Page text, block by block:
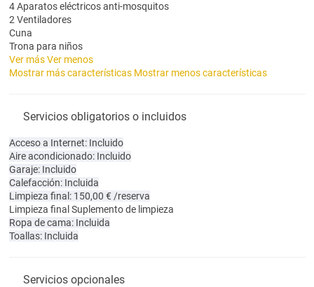
4 Aparatos eléctricos anti-mosquitos
2 Ventiladores
Cuna
Trona para niños
Ver másVer menos
Mostrar más características Mostrar menos características
Servicios obligatorios o incluidos
Acceso a Internet: Incluido
Aire acondicionado: Incluido
Garaje: Incluido
Calefacción: Incluida
Limpieza final: 150,00 € /reserva
Limpieza final Suplemento de limpieza
Ropa de cama: Incluida
Toallas: Incluida
Servicios opcionales